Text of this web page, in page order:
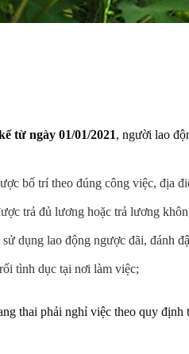
từ ngày 01/01/2021, người lao
bố trí theo đúng công việc, địa
trả đủ lương hoặc trả lương
dụng lao động ngược đãi, đánh
tình dục tại nơi làm việc;
thai phải nghỉ việc theo quy